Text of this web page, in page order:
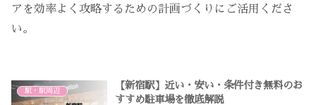
アを効率よく攻略するための計画づくりにご活用くださ
い。
駅・駅周辺
【新宿駅】近い・安い・条件付き無料のお
すすめ駐車場を徹底解説